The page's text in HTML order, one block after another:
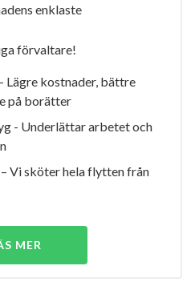
enklaste
förvaltare!
Lägre kostnader, bättre
på borätter
- Underlättar arbetet och
Vi sköter hela flytten från
MER